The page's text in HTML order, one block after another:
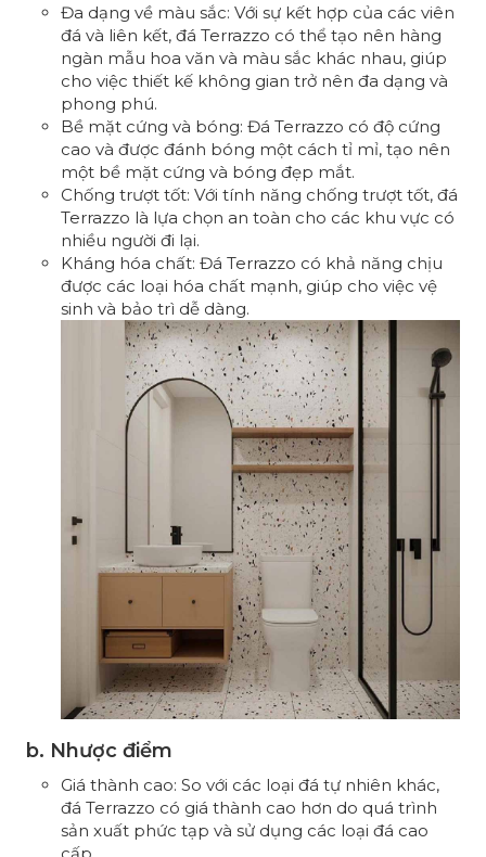
Đa dạng về màu sắc: Với sự kết hợp của các viên
đá và liên kết, đá Terrazzo có thể tạo nên hàng
ngàn mẫu hoa văn và màu sắc khác nhau, giúp
cho việc thiết kế không gian trở nên đa dạng và
phong phú.
Bề mặt cứng và bóng: Đá Terrazzo có độ cứng
cao và được đánh bóng một cách tỉ mỉ, tạo nên
một bề mặt cứng và bóng đẹp mắt.
Chống trượt tốt: Với tính năng chống trượt tốt, đá
Terrazzo là lựa chọn an toàn cho các khu vực có
nhiều người đi lại.
Kháng hóa chất: Đá Terrazzo có khả năng chịu
được các loại hóa chất mạnh, giúp cho việc vệ
sinh và bảo trì dễ dàng.
b. Nhược điểm
Giá thành cao: So với các loại đá tự nhiên khác,
đá Terrazzo có giá thành cao hơn do quá trình
sản xuất phức tạp và sử dụng các loại đá cao